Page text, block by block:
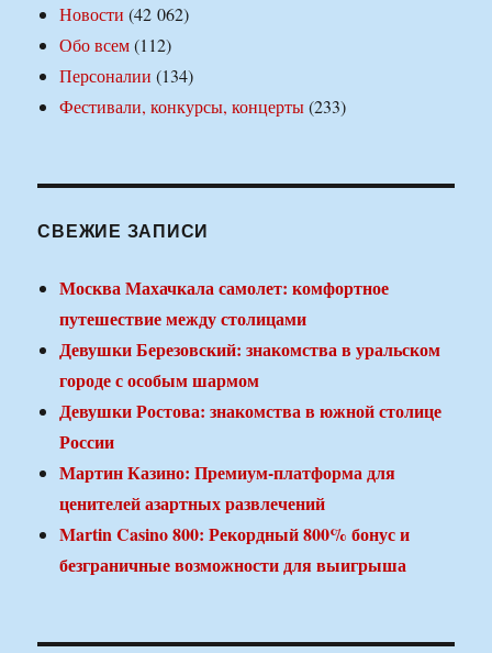
Новости (42 062)
Обо всем(112)
Персоналии (134)
Фестивали, конкурсы, концерты(233)
СВЕЖИЕ ЗАПИСИ
Москва Махачкала самолет: комфортное
путешествие между столицами
Девушки Березовский: знакомства в уральском
городе с особым шармом
Девушки Ростова: знакомства в южной столице
России
Мартин Казино: Премиум-платформа для
ценителей азартных развлечений
Martin Casino 800: Рекордный 800% бонус и
безграничные возможности для выигрыша